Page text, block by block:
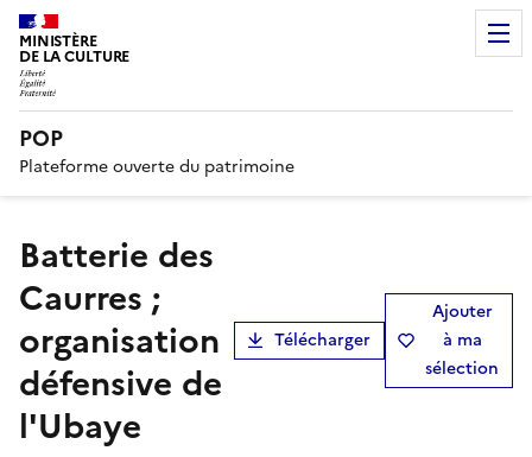
MINISTÈRE
DE LA CULTURE
POP
Plateforme ouverte du patrimoine
batterie des
Caurres ;
organisation
défensive de
l'Ubaye
Télécharger
Ajouter
à ma
sélection